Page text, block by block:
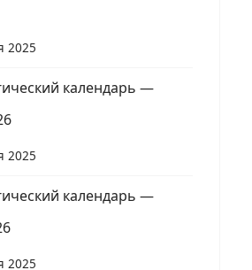
2025
календарь —
2025
календарь —
2025